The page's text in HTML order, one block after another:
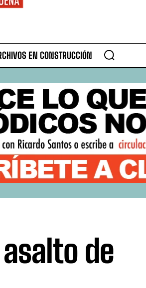
EN CONSTRUCCIÓN
de